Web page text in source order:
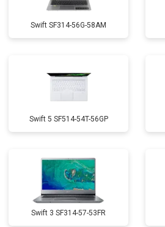
Swift SF314-56G-58AM
Swift 5 SF514-54T-56GP
Swift 3 SF314-57-53FR